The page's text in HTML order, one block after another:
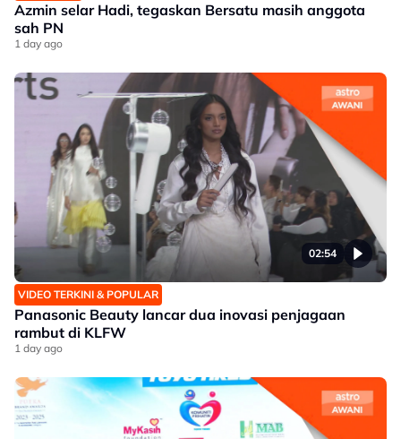
Azmin selar Hadi, tegaskan Bersatu masih anggota
sah PN
1 day ago
02:54
VIDEO TERKINI & POPULAR
Panasonic Beauty lancar dua inovasi penjagaan
rambut di KLFW
1 day ago